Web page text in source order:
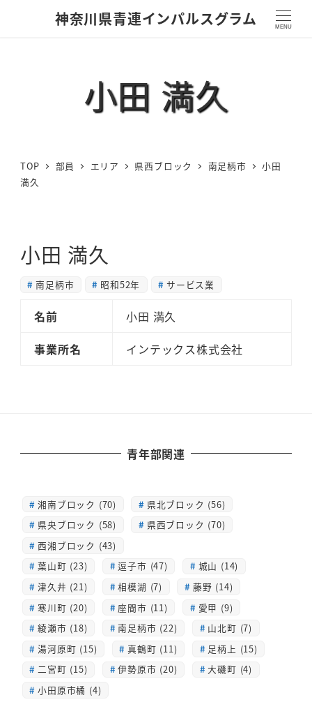
神奈川県青連インパルスグラム MENU
小田 満久
TOP 部員 エリア 県西ブロック 南足柄市
小田
満久
小田 満久
南足柄市 昭和52年 サービス業
名前
小田 満久
事業所名
インテックス株式会社
青年部関連
湘南ブロック (70)
県北ブロック (56)
県央ブロック (58)
県西ブロック (70)
西湘ブロック (43)
葉山町 (23)
逗子市 (47)
城山 (14)
津久井 (21)
相模湖 (7)
藤野 (14)
寒川町 (20)
座間市 (11)
愛甲 (9)
綾瀬市 (18)
南足柄市 (22)
山北町 (7)
湯河原町 (15)
真鶴町 (11)
足柄上 (15)
二宮町 (15)
伊勢原市 (20)
大磯町 (4)
小田原市橘 (4)